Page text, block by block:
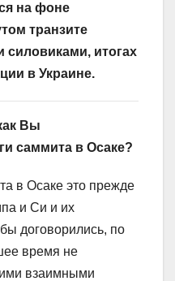
на фоне
транзите
силовиками, итогах
в Украине.
Вы
саммита в Осаке?
в Осаке это прежде
и Си и их
договорились, по
время не
взаимными